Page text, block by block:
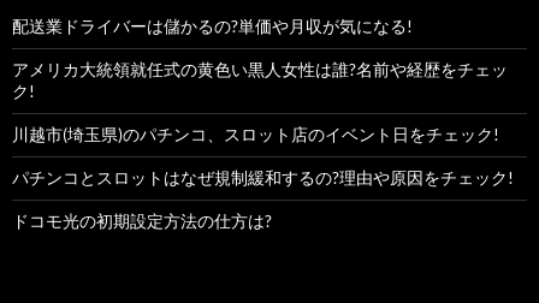
配送業ドライバーは儲かるの?単価や月収が気になる!
アメリカ大統領就任式の黄色い黒人女性は誰?名前や経歴をチェッ
ク!
川越市(埼玉県)のパチンコ、スロット店のイベント日をチェック!
パチンコとスロットはなぜ規制緩和するの?理由や原因をチェック!
ドコモ光の初期設定方法の仕方は?